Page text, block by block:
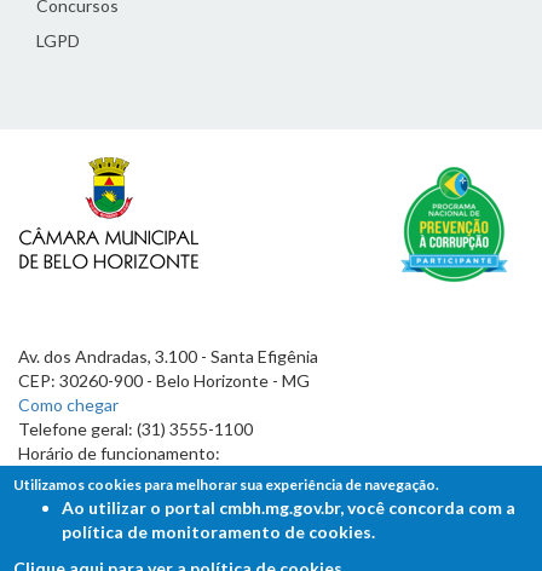
Concursos
LGPD
Av. dos Andradas, 3.100 - Santa Efigênia
CEP: 30260-900 - Belo Horizonte - MG
Como chegar
Telefone geral: (31) 3555-1100
Horário de funcionamento:
7h às 19h
Utilizamos cookies para melhorar sua experiência de navegação.
Ao utilizar o portal cmbh.mg.gov.br, você concorda com a
política de monitoramento de cookies.